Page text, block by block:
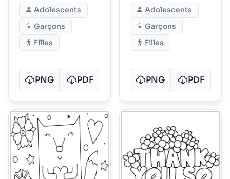
marguerites
dansantes
Adolescents
Garçons
Filles
PNG PDF
Adolescents
Garçons
Filles
PNG PDF